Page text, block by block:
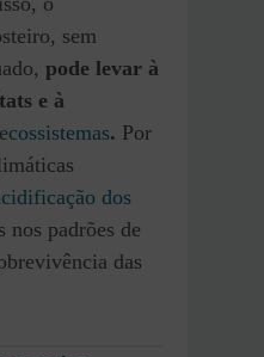
sem
pode levar à
e à
ecossistemas. Por
dos
nos padrões de
das